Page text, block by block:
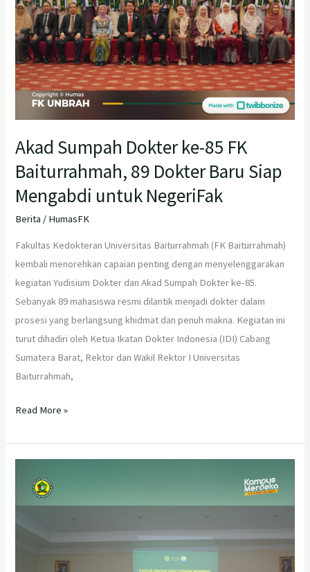
Akad Sumpah Dokter ke-85 FK
Baiturrahmah, 89 Dokter Baru Siap
Mengabdi untuk NegeriFak
Berita / HumasFK
Fakultas Kedokteran Universitas Baiturrahmah (FK Baiturrahmah)
kembali menorehkan capaian penting dengan menyelenggarakan
kegiatan Yudisium Dokter dan Akad Sumpah Dokter ke-85.
Sebanyak 89 mahasiswa resmi dilantik menjadi dokter dalam
prosesi yang berlangsung khidmat dan penuh makna. Kegiatan ini
turut dihadiri oleh Ketua Ikatan Dokter Indonesia (IDI) Cabang
Sumatera Barat, Rektor dan Wakil Rektor I Universitas
Baiturrahmah,
Baru
Siap
Mengabdi
untuk
NegeriFak
Read More »
Kedokteran
Universitas
Baiturrahmah